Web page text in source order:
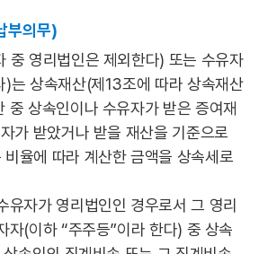
부의무)
중 영리법인은 제외한다) 또는 수유자
)는 상속재산(제13조에 따라 상속재산
중 상속인이나 수유자가 받은 증여재
가 받았거나 받을 재산을 기준으로
율에 따라 계산한 금액을 상속세로
자가 영리법인인 경우로서 그 영리
자(이하 “주주등”이라 한다) 중 상속